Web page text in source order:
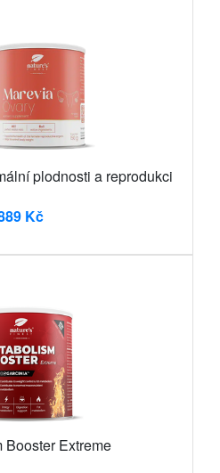
plodnosti a reprodukci
Kč
Booster Extreme